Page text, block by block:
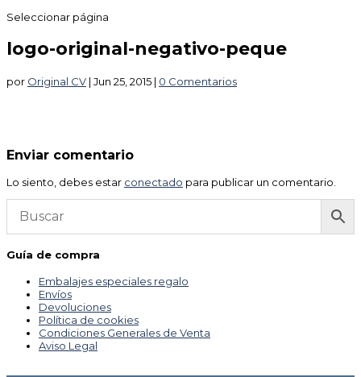
Seleccionar página
logo-original-negativo-peque
por Original CV | Jun 25, 2015 | 0 Comentarios
Enviar comentario
Lo siento, debes estar conectado para publicar un comentario.
Guía de compra
Embalajes especiales regalo
Envíos
Devoluciones
Política de cookies
Condiciones Generales de Venta
Aviso Legal